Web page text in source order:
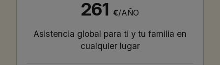
261 €/AÑO
Asistencia global para ti y tu familia en
cualquier lugar